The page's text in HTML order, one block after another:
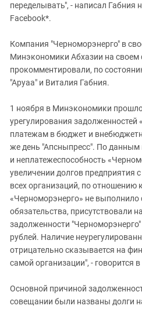
переделывать", - написал Габния
Facebook*.
Компания "Черноморэнерго" в
Минэкономики Абхазии на своем
прокомментировали, по
"Аруаа" и Виталия Габния.
1 ноября в Минэкономики
урегулирования задолженностей
платежам в бюджет и
же день "Апсныпресс". По данным
и неплатежеспособность
увеличении долгов предприятия
всех организаций, по
«Черноморэнерго» не
обязательства, присутствовали
задолженности
рублей. Наличие
отрицательно сказывается на
самой организации", - говорится
Основной причиной
совещании были названы долги